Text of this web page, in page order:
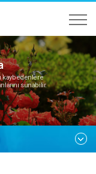
kaybedenlere
sunabilir.